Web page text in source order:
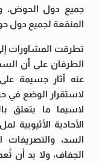
جميع دول الحوض،
المنفعة لجميع دول
تطرقت المشاورات
الطرفان على أن السد
عنه آثار جسيمة
لاستقرار الوضع في
لاسيما ما يتعلق
الأحادية الأثيوبية
السد، والتصريفات
الجفاف، ولا بد أن